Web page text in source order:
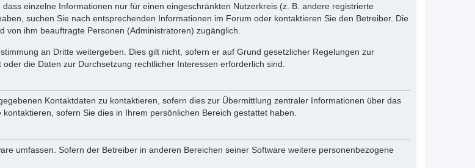
einzelne Informationen nur für einen eingeschränkten Nutzerkreis (z. B. andere registrierte
suchen Sie nach entsprechenden Informationen im Forum oder kontaktieren Sie den Betreiber. Die
ihm beauftragte Personen (Administratoren) zugänglich.
an Dritte weitergeben. Dies gilt nicht, sofern er auf Grund gesetzlicher Regelungen zur
die Daten zur Durchsetzung rechtlicher Interessen erforderlich sind.
Kontaktdaten zu kontaktieren, sofern dies zur Übermittlung zentraler Informationen über das
sofern Sie dies in Ihrem persönlichen Bereich gestattet haben.
umfassen. Sofern der Betreiber in anderen Bereichen seiner Software weitere personenbezogene